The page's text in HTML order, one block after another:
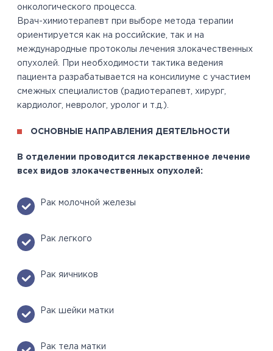
онкологического процесса.
Врач-химиотерапевт при выборе метода терапии
ориентируется как на российские, так и на
международные протоколы лечения злокачественных
опухолей. При необходимости тактика ведения
пациента разрабатывается на консилиуме с участием
смежных специалистов (радиотерапевт, хирург,
кардиолог, невролог, уролог и т.д.).
ОСНОВНЫЕ НАПРАВЛЕНИЯ ДЕЯТЕЛЬНОСТИ
В отделении проводится лекарственное лечение
всех видов злокачественных опухолей:
Рак молочной железы
Рак легкого
Рак яичников
Рак шейки матки
Рак тела матки